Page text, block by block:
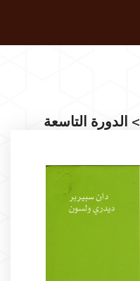
> الدورة التاسعة